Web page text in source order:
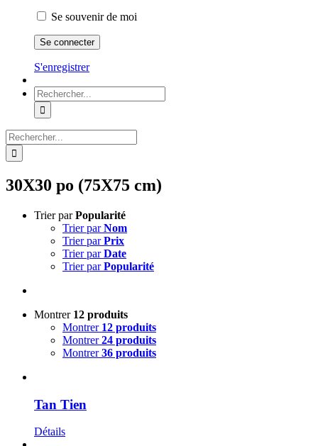
Se souvenir de moi
S'enregistrer
Rechercher:
Rechercher:
30X30 po (75X75 cm)
Trier parPopularité
Trier parNom
Trier parPrix
Trier parDate
Trier parPopularité
Montrer 12 produits
Montrer 12 produits
Montrer24 produits
Montrer36 produits
Tan Tien
Détails